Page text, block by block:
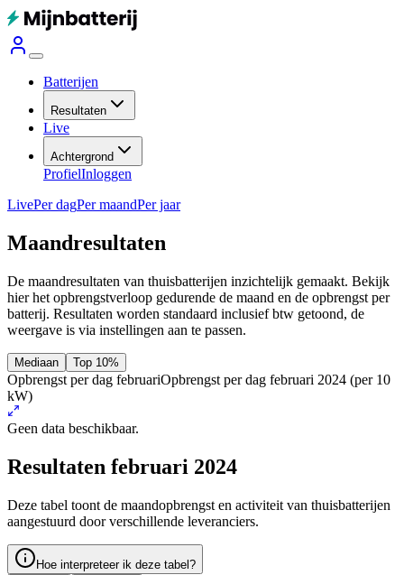
Batterijen
Resultaten
Live
Achtergrond
ProfielInloggen
LivePer dagPer maandPer jaar
Maandresultaten
De maandresultaten van thuisbatterijen inzichtelijk gemaakt. Bekijk
hier het opbrengstverloop gedurende de maand en de opbrengst per
batterij. Resultaten worden standaard inclusief btw getoond, de
weergave is via instellingen aan te passen.
Mediaan Top 10%
Opbrengst per dag februariOpbrengst per dag februari 2024 (per 10
kW)
Geen data beschikbaar.
Resultaten februari 2024
Deze tabel toont de maandopbrengst en activiteit van thuisbatterijen
aangestuurd door verschillende leveranciers.
Hoe interpreteer ik deze tabel?